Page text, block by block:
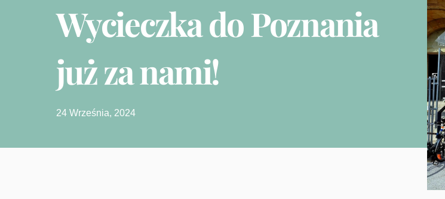
Wycieczka do Poznania
już za nami!
24 Września, 2024